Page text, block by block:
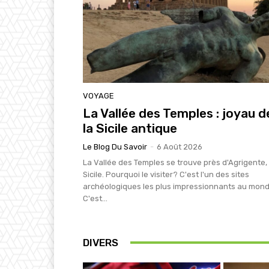
VOYAGE
La Vallée des Temples : joyau
la Sicile antique
Le Blog Du Savoir - 6 Août 2026
La Vallée des Temples se trouve près d'Agrigente,
Sicile. Pourquoi le visiter? C'est l'un des sites
archéologiques les plus impressionnants au
C'est...
DIVERS